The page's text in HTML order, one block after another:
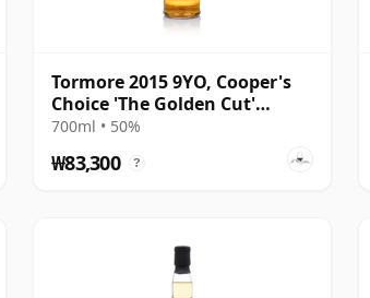
Tormore 2015 9YO, Cooper's
Choice 'The Golden Cut'
Collection
700ml • 50%
₩83,300 ?